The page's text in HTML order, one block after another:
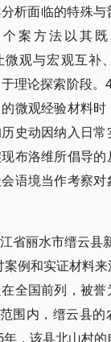
析面临的特殊与
案方法以其
微观与宏观互补
理论探索阶段。
微观经验材料
史动因纳入日
布洛维所倡导的
语境当作考察对
省丽水市缙云县
案例和实证材料
全国前列，被
围内，缙云县
，该县北山村